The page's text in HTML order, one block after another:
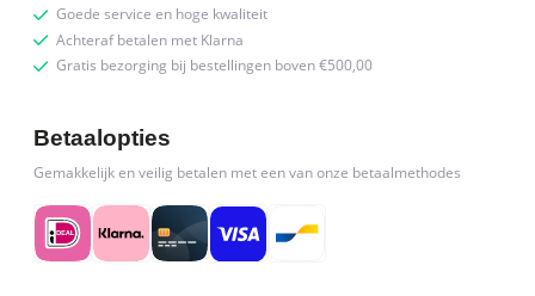
Goede service en hoge kwaliteit
Achteraf betalen met Klarna
Gratis bezorging bij bestellingen boven €500,00
Betaalopties
Gemakkelijk en veilig betalen met een van onze betaalmethodes